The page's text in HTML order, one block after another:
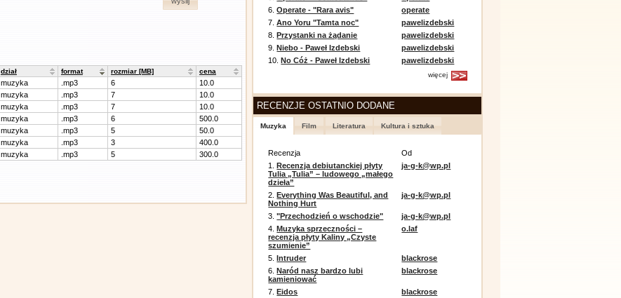
dział format rozmiar [MB] cena
muzyka .mp3 6
10.0
muzyka .mp3 7
10.0
muzyka .mp3 7
10.0
muzyka .mp3 6
500.0
muzyka .mp3 5
50.0
muzyka .mp3 3
400.0
muzyka .mp3 5 300.0
6.Operate - "Rara avis"
operate
7.Ano Yoru "Tamta noc"
pawelizdebski
8.Przystanki na żądanie
pawelizdebski
9.Niebo - Paweł Izdebski
pawelizdebski
10.No Cóż - Paweł Izdebski pawelizdebski
więcej
RECENZJE OSTATNIO DODANE
Muzyka Film Literatura Kultura i sztuka
Recenzja
Od
1.Recenzja debiutanckiej płyty
Tulia „Tulia” – ludowego „małego
dzieła”
ja-g-k@wp.pl
2.Everything Was Beautiful, and
Nothing Hurt
ja-g-k@wp.pl
3."Przechodzień o wschodzie"
ja-g-k@wp.pl
4.Muzyka sprzeczności –
recenzja płyty Kaliny „Czyste
szumienie”
o.laf
5.Intruder
blackrose
6.Naród nasz bardzo lubi
kamieniować
blackrose
7.Eidos
blackrose